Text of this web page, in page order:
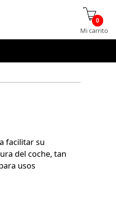
0
Mi carrito
facilitar su
del coche, tan
usos